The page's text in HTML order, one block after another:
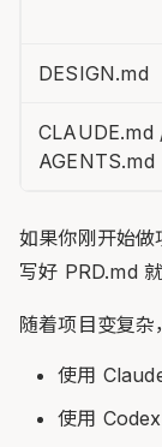
DESIGN.md
CLAUDE.md
AGENTS.md
如果你刚开始做
写好 PRD.md 就
随着项目变复杂
使用
使用